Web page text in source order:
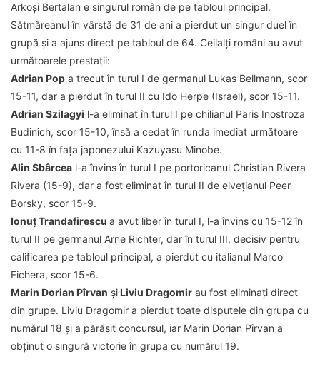
Arkoşi Bertalan e singurul român de pe tabloul principal.
Sătmăreanul în vârstă de 31 de ani a pierdut un singur duel în
grupă şi a ajuns direct pe tabloul de 64. Ceilalţi români au avut
următoarele prestaţii:
Adrian Pop a trecut în turul I de germanul Lukas Bellmann, scor
15-11, dar a pierdut în turul II cu Ido Herpe (Israel), scor 15-11.
Adrian Szilagyi l-a eliminat în turul I pe chilianul Paris Inostroza
Budinich, scor 15-10, însă a cedat în runda imediat următoare
cu 11-8 în faţa japonezului Kazuyasu Minobe.
Alin Sbârcea l-a învins în turul I pe portoricanul Christian Rivera
Rivera (15-9), dar a fost eliminat în turul II de elveţianul Peer
Borsky, scor 15-9.
Ionuţ Trandafirescu a avut liber în turul I, l-a învins cu 15-12 în
turul II pe germanul Arne Richter, dar în turul III, decisiv pentru
calificarea pe tabloul principal, a pierdut cu italianul Marco
Fichera, scor 15-6.
Marin Dorian Pîrvan şiLiviu Dragomir au fost eliminaţi direct
din grupe. Liviu Dragomir a pierdut toate disputele din grupa cu
numărul 18 şi a părăsit concursul, iar Marin Dorian Pîrvan a
obţinut o singură victorie în grupa cu numărul 19.